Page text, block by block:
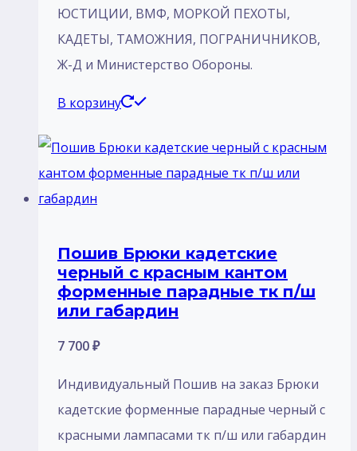
ЮСТИЦИИ, ВМФ, МОРКОЙ ПЕХОТЫ,
КАДЕТЫ, ТАМОЖНИЯ, ПОГРАНИЧНИКОВ,
Ж-Д и Министерство Обороны.
В корзину
Пошив Брюки кадетские
черный с красным кантом
форменные парадные тк п/ш
или габардин
7 700₽
Индивидуальный Пошив на заказ Брюки
кадетские форменные парадные черный с
красными лампасами тк п/ш или габардин